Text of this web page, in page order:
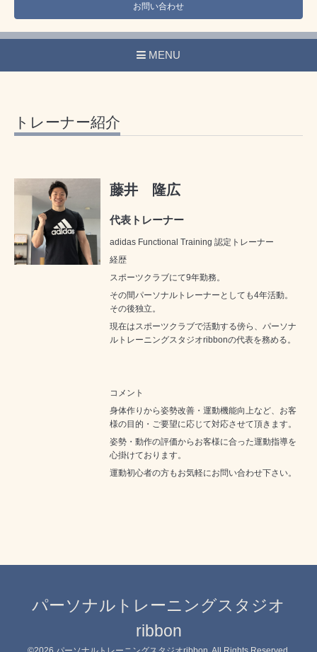
お問い合わせ
MENU
トレーナー紹介
藤井 隆広
代表トレーナー
adidas Functional Training 認定トレーナー
経歴
スポーツクラブにて9年勤務。
その間パーソナルトレーナーとしても4年活動。
その後独立。
現在はスポーツクラブで活動する傍ら、パーソナ
ルトレーニングスタジオribbonの代表を務める。
コメント
身体作りから姿勢改善・運動機能向上など、お客
様の目的・ご要望に応じて対応させて頂きます。
姿勢・動作の評価からお客様に合った運動指導を
心掛けております。
運動初心者の方もお気軽にお問い合わせ下さい。
パーソナルトレーニングスタジオ
ribbon